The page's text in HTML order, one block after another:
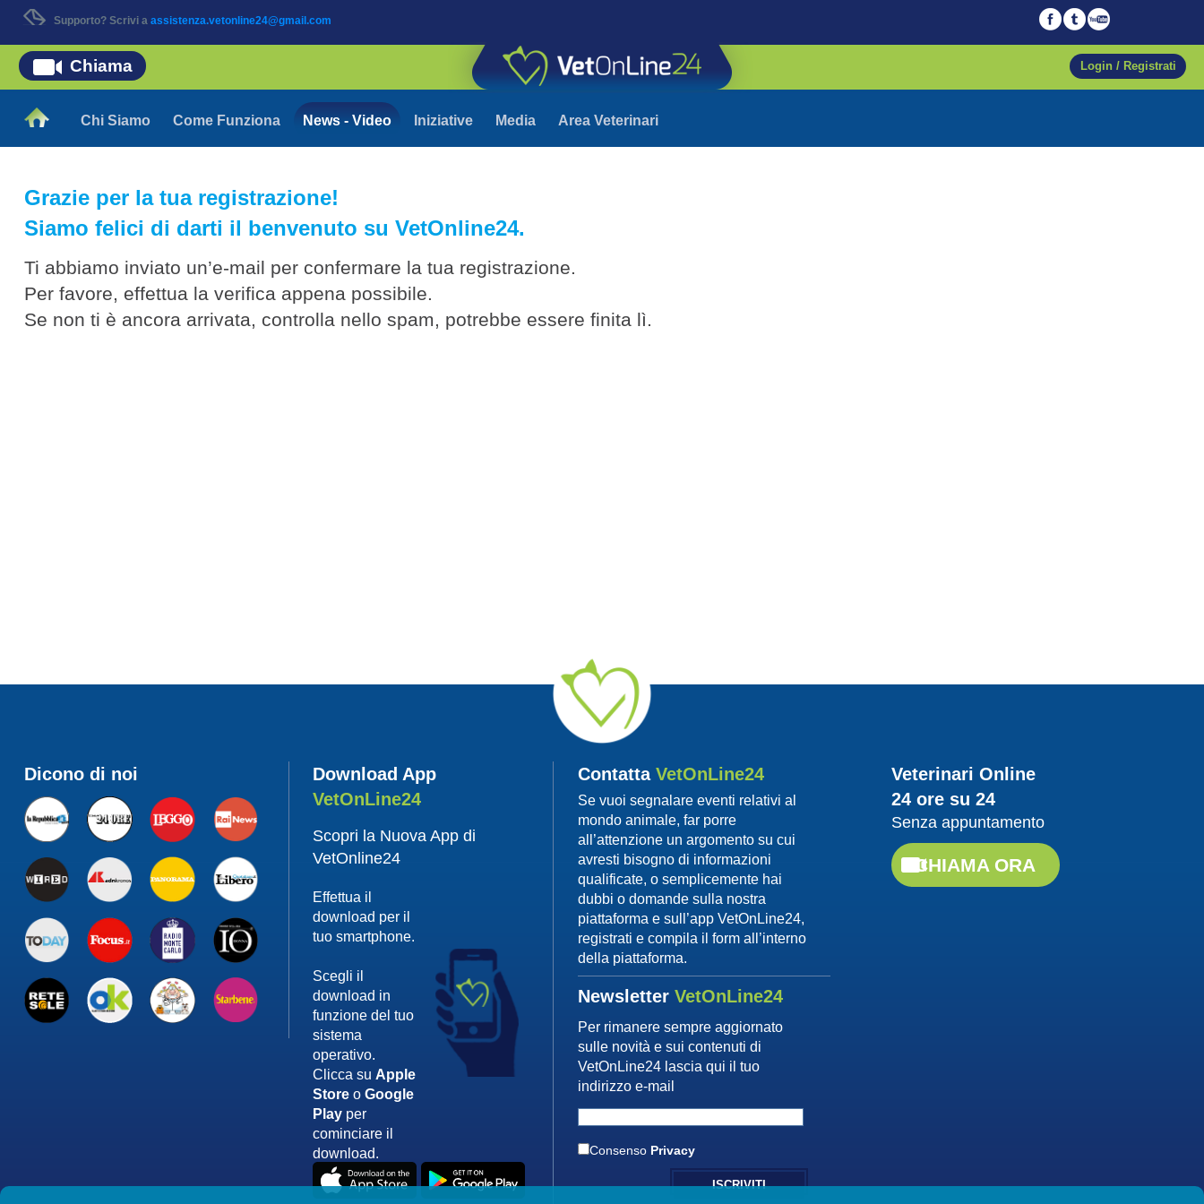
Supporto? Scrivi a assistenza.vetonline24@gmail.com
Chi Siamo Come Funziona News - Video Iniziative Media Area Veterinari
Login / Registrati
Chiama
Grazie per la tua registrazione!
Siamo felici di darti il benvenuto su VetOnline24.
Ti abbiamo inviato un’e-mail per confermare la tua registrazione.
Per favore, effettua la verifica appena possibile.
Se non ti è ancora arrivata, controlla nello spam, potrebbe essere finita lì.
Dicono di noi
Download App
VetOnLine24
Scopri la Nuova App di
VetOnline24
Effettua il
download per il
tuo smartphone.
Scegli il
download in
funzione del tuo
sistema
operativo.
Clicca suApple
Store oGoogle
Play per
cominciare il
download.
ContattaVetOnLine24
Se vuoi segnalare eventi relativi al
mondo animale, far porre
all’attenzione un argomento su cui
avresti bisogno di informazioni
qualificate, o semplicemente hai
dubbi o domande sulla nostra
piattaforma e sull’app VetOnLine24,
registrati e compila il form all’interno
della piattaforma.
NewsletterVetOnLine24
Per rimanere sempre aggiornato
sulle novità e sui contenuti di
VetOnLine24 lascia qui il tuo
indirizzo e-mail
Consenso Privacy
Veterinari Online
24 ore su 24
Senza appuntamento
CHIAMA ORA